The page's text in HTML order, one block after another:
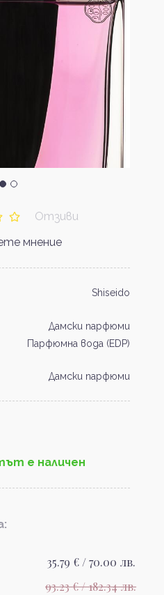
Отзиви
мнение
Shiseido
Дамски парфюми
Парфюмна вода (EDP)
Дамски парфюми
е наличен
35.79 € / 70.00 лв.
93.23 € / 182.34 лв.